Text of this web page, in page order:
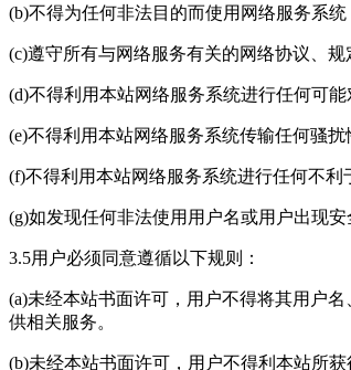
(b)不得为任何非法目的而使用网络服务系统
(c)遵守所有与网络服务有关的网络协议、规
(d)不得利用本站网络服务系统进行任何可
(e)不得利用本站网络服务系统传输任何骚
(f)不得利用本站网络服务系统进行任何不利
(g)如发现任何非法使用用户名或用户出现
3.5用户必须同意遵循以下规则：
(a)未经本站书面许可，用户不得将其用户
供相关服务。
(b)未经本站书面许可，用户不得利本站所